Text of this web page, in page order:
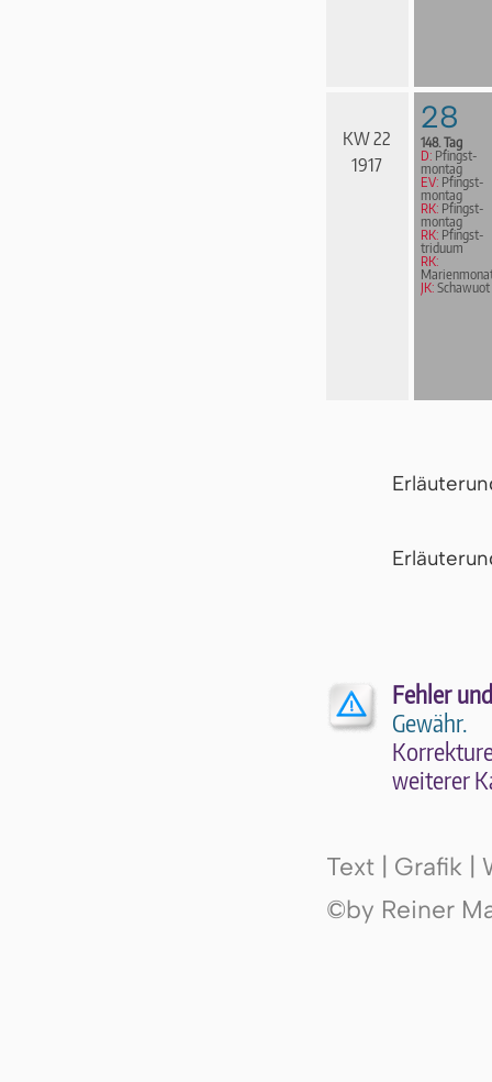
KW 22
1917
28
148. Tag
D: Pfingst­
mon­tag
EV: Pfingst­
mon­tag
RK: Pfingst­
mon­tag
RK: Pfingst­
tri­du­um
RK:
JK: Schawuot
Fehler
Gewähr.
wei­te­rer
Text | Grafik |
©by Reiner